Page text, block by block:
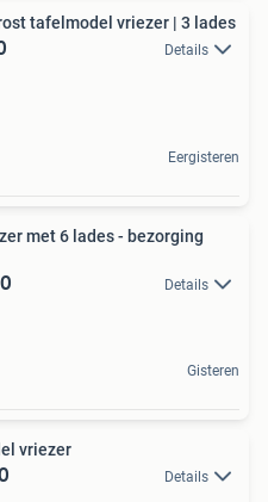
tafelmodel vriezer | 3 lades
Details
Eergisteren
met 6 lades - bezorging
Details
Gisteren
vriezer
Details